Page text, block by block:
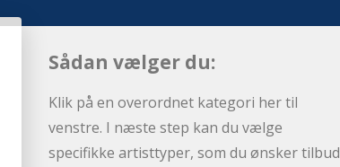
Sådan vælger du:
Klik på en overordnet kategori her til
venstre. I næste step kan du vælge
specifikke artisttyper, som du ønsker tilbud